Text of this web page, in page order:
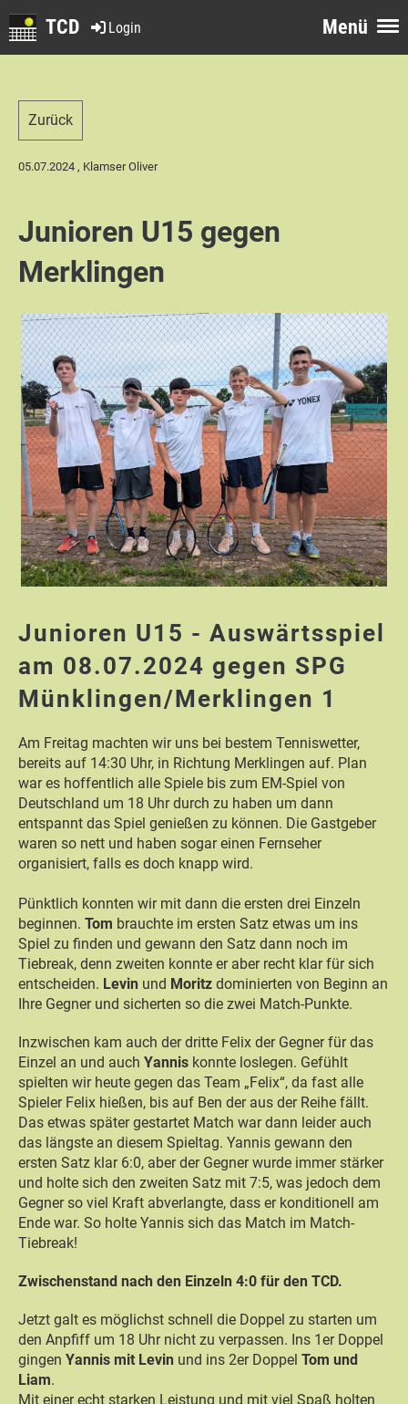
Menü
Login
TCD
Zurück
05.07.2024 , Klamser Oliver
Junioren U15 gegen
Merklingen
Junioren U15 - Auswärtsspiel
am 08.07.2024 gegen SPG
Münklingen/Merklingen 1
Am Freitag machten wir uns bei bestem Tenniswetter,
bereits auf 14:30 Uhr, in Richtung Merklingen auf. Plan
war es hoffentlich alle Spiele bis zum EM-Spiel von
Deutschland um 18 Uhr durch zu haben um dann
entspannt das Spiel genießen zu können. Die Gastgeber
waren so nett und haben sogar einen Fernseher
organisiert, falls es doch knapp wird.
Pünktlich konnten wir mit dann die ersten drei Einzeln
beginnen. Tom brauchte im ersten Satz etwas um ins
Spiel zu finden und gewann den Satz dann noch im
Tiebreak, denn zweiten konnte er aber recht klar für sich
entscheiden. Levin und Moritz dominierten von Beginn an
Ihre Gegner und sicherten so die zwei Match-Punkte.
Inzwischen kam auch der dritte Felix der Gegner für das
Einzel an und auch Yannis konnte loslegen. Gefühlt
spielten wir heute gegen das Team „Felix“, da fast alle
Spieler Felix hießen, bis auf Ben der aus der Reihe fällt.
Das etwas später gestartet Match war dann leider auch
das längste an diesem Spieltag. Yannis gewann den
ersten Satz klar 6:0, aber der Gegner wurde immer stärker
und holte sich den zweiten Satz mit 7:5, was jedoch dem
Gegner so viel Kraft abverlangte, dass er konditionell am
Ende war. So holte Yannis sich das Match im Match-
Tiebreak!
Zwischenstand nach den Einzeln 4:0 für den TCD.
Jetzt galt es möglichst schnell die Doppel zu starten um
den Anpfiff um 18 Uhr nicht zu verpassen. Ins 1er Doppel
gingen Yannis mit Levin und ins 2er Doppel Tom und
Liam.
Mit einer echt starken Leistung und mit viel Spaß holten